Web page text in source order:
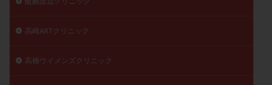
高崎ARTクリニック
高橋ウイメンズクリニック